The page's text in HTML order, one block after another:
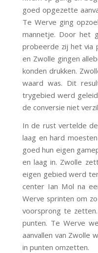
goed opgezette
Te Werve ging
mannetje. Door het
probeerde zij het via
en Zwolle gingen
konden drukken.
waard was. Dit
trygebied werd
de conversie niet
In de rust vertelde
laag en hard
goed hun eigen
en laag in. Zwolle
eigen gebied werd
center Ian Mol na
Werve sprinten om
voorsprong te
punten. Te Werve
aanvallen van Zwolle
in punten omzetten.